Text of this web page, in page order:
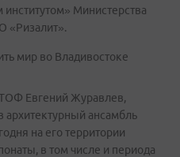
Министерства
«Ризалит».
Евгений Журавлев,
ансамбль
на его территории
в том числе и периода